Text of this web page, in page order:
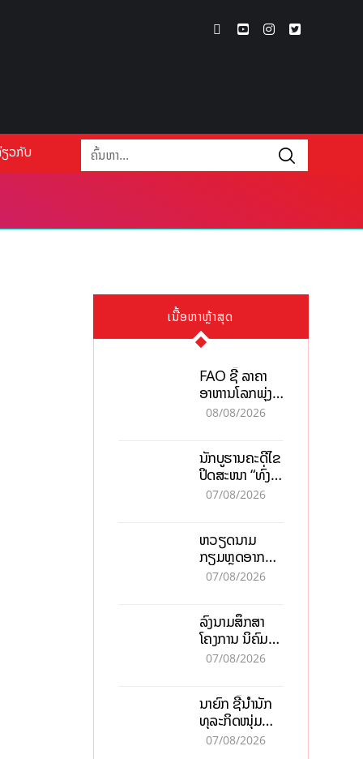
ວກັບ
ເນື້ອຫາຫຼ້າສຸດ
FAO ຊີ້ ລາຄາ
ອາຫານໂລກພຸ່ງ
ສູງສຸດໃນຮອບ 3
ສົງຄາມ, El
nino
08/08/2026
ນັກບູຮານຄະດີໄຂ
ປິດສະໜາ “ທົ່ງ
ໄຫຫີນ” ຫຼັງພົບ
07/08/2026
ຫວຽດນາມ
ກຽມຫຼຸດອາກອນ
ລາຍໄດ້ 30%
ແລະ ຈຸນລະ
ວິສາຫະກິດ
07/08/2026
ລົງນາມສຶກສາ
ໂຄງການ ນິຄົມ
ອຸດສາຫະກຳ
150 ລ້ານໂດລາ,
ສ້າງວຽກ 5.000
ຕຳແໜ່ງ
07/08/2026
ນາຍົກ ຊີ້ນຳນັກ
ທຸລະກິດໜຸ່ມ
ຕ້ອງນຳໜ້າແກ້
07/08/2026